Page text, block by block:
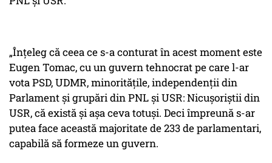
„Înțeleg că ceea ce s-a conturat în acest moment este
Eugen Tomac, cu un guvern tehnocrat pe care l-ar
vota PSD, UDMR, minoritățile, independenții din
Parlament și grupări din PNL și USR: Nicușoriștii din
USR, că există și așa ceva totuși. Deci împreună s-ar
putea face această majoritate de 233 de parlamentari,
capabilă să formeze un guvern.